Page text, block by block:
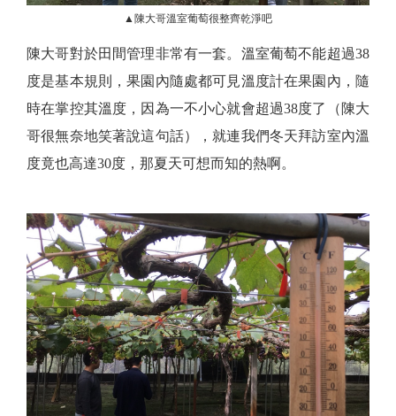
▲陳大哥溫室葡萄很整齊乾淨吧
陳大哥對於田間管理非常有一套。溫室葡萄不能超過38
度是基本規則，果園內隨處都可見溫度計在果園內，隨
時在掌控其溫度，因為一不小心就會超過38度了（陳大
哥很無奈地笑著說這句話），就連我們冬天拜訪室內溫
度竟也高達30度，那夏天可想而知的熱啊。